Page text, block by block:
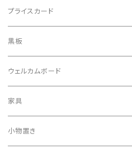
プライスカード
黒板
ウェルカムボード
家具
小物置き